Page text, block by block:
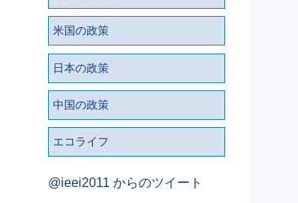
米国の政策
日本の政策
中国の政策
エコライフ
@ieei2011 からのツイート